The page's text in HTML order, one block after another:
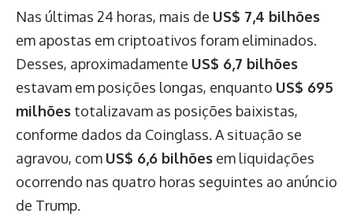
Nas últimas 24 horas, mais de US$ 7,4 bilhões
em apostas em criptoativos foram eliminados.
Desses, aproximadamente US$ 6,7 bilhões
estavam em posições longas, enquanto US$ 695
milhões totalizavam as posições baixistas,
conforme dados da Coinglass. A situação se
agravou, com US$ 6,6 bilhões em liquidações
ocorrendo nas quatro horas seguintes ao anúncio
de Trump.